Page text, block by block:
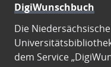
DigiWunschbuch
Die
dem Service